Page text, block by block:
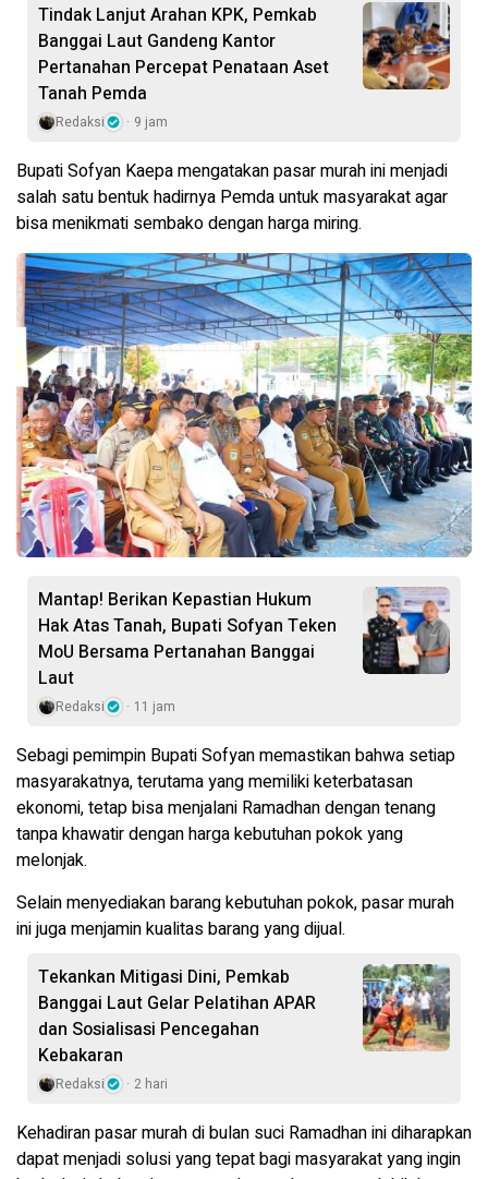
Tindak Lanjut Arahan KPK, Pemkab
Banggai Laut Gandeng Kantor
Pertanahan Percepat Penataan Aset
Tanah Pemda
Redaksi 9 jam
Bupati Sofyan Kaepa mengatakan pasar murah ini menjadi
salah satu bentuk hadirnya Pemda untuk masyarakat agar
bisa menikmati sembako dengan harga miring.
Mantap! Berikan Kepastian Hukum
Hak Atas Tanah, Bupati Sofyan Teken
MoU Bersama Pertanahan Banggai
Laut
Redaksi 11 jam
Sebagi pemimpin Bupati Sofyan memastikan bahwa setiap
masyarakatnya, terutama yang memiliki keterbatasan
ekonomi, tetap bisa menjalani Ramadhan dengan tenang
tanpa khawatir dengan harga kebutuhan pokok yang
melonjak.
Selain menyediakan barang kebutuhan pokok, pasar murah
ini juga menjamin kualitas barang yang dijual.
Tekankan Mitigasi Dini, Pemkab
Banggai Laut Gelar Pelatihan APAR
dan Sosialisasi Pencegahan
Kebakaran
Redaksi 2 hari
Kehadiran pasar murah di bulan suci Ramadhan ini diharapkan
dapat menjadi solusi yang tepat bagi masyarakat yang ingin